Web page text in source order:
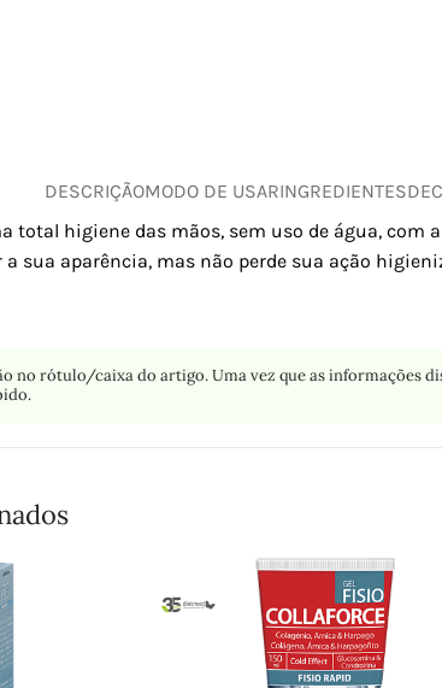
DESCRIÇÃOMODO DE USARINGREDIENTES
total higiene das mãos, sem uso de água, com
sua aparência, mas não perde sua ação
no rótulo/caixa do artigo. Uma vez que as informações